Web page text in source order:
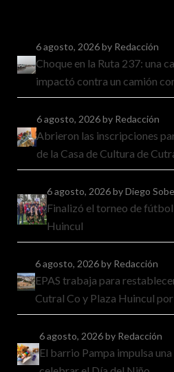
6 agosto, 2026by Redacción
Choque en la Ruta 237: una
impactó contra un camión
6 agosto, 2026by Redacción
Abrieron las inscripciones
de la Casa de Cultura de
6 agosto, 2026by Diego
Finalizó el torneo de
Huincul
6 agosto, 2026by Redacción
EPAS trabaja para
Cutral Co y Plaza Huincul
6 agosto, 2026by Redacción
El barrio Pampa impulsa